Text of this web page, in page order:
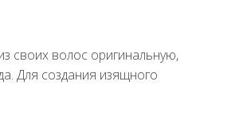
своих волос оригинальную,
Для создания изящного